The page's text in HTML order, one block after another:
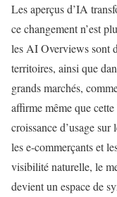
Les aperçus d’IA
ce changement n’est
les AI Overviews sont
territoires, ainsi que
grands marchés,
affirme même que
croissance d’usage
les e-commerçants et
visibilité naturelle, le
devient un espace de